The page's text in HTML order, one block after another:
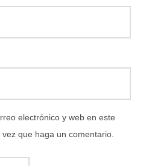
electrónico y web en este
que haga un comentario.